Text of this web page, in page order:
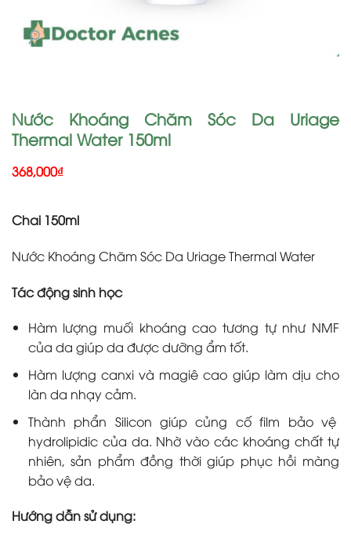
Nước Khoáng Chăm Sóc Da Uriage
Thermal Water 150ml
368,000₫
Chai 150ml
Nước Khoáng Chăm Sóc Da Uriage Thermal Water
Tác động sinh học
Hàm lượng muối khoáng cao tương tự như NMF
của da giúp da được dưỡng ẩm tốt.
Hàm lượng canxi và magiê cao giúp làm dịu cho
làn da nhạy cảm.
Thành phẩn Silicon giúp củng cố film bảo vệ
hydrolipidic của da. Nhờ vào các khoáng chất tự
nhiên, sản phẩm đồng thời giúp phục hồi màng
bảo vệ da.
Hướng dẫn sử dụng: